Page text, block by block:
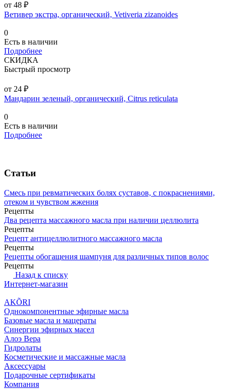
от 48 ₽
Ветивер экстра, органический, Vetiveria zizanoides
0
Есть в наличии
Подробнее
СКИДКА
Быстрый просмотр
от 24 ₽
Мандарин зеленый, органический, Citrus reticulata
0
Есть в наличии
Подробнее
Статьи
Смесь при ревматических болях суставов, с покраснениями,
отеком и чувством жжения
Рецепты
Два рецепта массажного масла при наличии целлюлита
Рецепты
Рецепт антицеллюлитного массажного масла
Рецепты
Рецепты обогащения шампуня для различных типов волос
Рецепты
Назад к списку
Интернет-магазин
AKÕRI
Однокомпонентные эфирные масла
Базовые масла и мацераты
Синергии эфирных масел
Алоэ Вера
Гидролаты
Косметические и массажные масла
Аксессуары
Подарочные сертификаты
Компания